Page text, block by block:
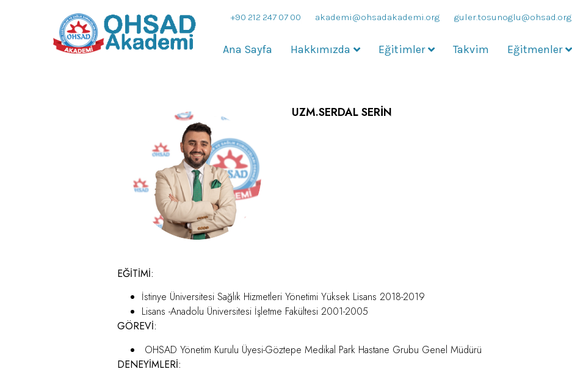
+90 212 247 07 00 akademi@ohsadakademi.org guler.tosunoglu@ohsad.org
Ana Sayfa Hakkımızda Eğitimler Takvim Eğitmenler
UZM.SERDAL SERİN
EĞİTİMİ:
İstinye Üniversitesi Sağlık Hizmetleri Yönetimi Yüksek Lisans 2018-2019
Lisans -Anadolu Üniversitesi İşletme Fakültesi 2001-2005
GÖREVİ:
OHSAD Yönetim Kurulu Üyesi-Göztepe Medikal Park Hastane Grubu Genel Müdürü
DENEYİMLERİ: